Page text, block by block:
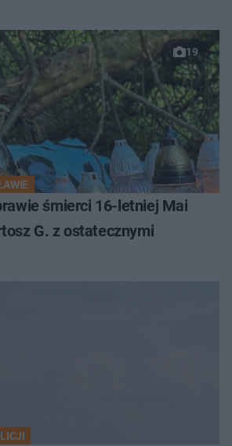
19
śmierci 16-letniej Mai
G. z ostatecznymi